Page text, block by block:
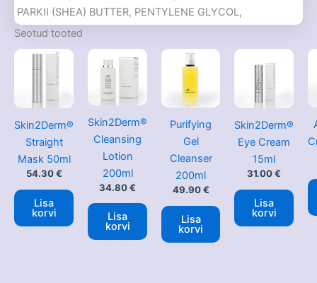
PARKII (SHEA) BUTTER, PENTYLENE GLYCOL,
HYDROGENATED COCO-GLYCERIDES, HYDROGENATED
VEGETABLE OIL, STEARETH-21, HYDROLYZED ULVA
LACTUCA EXTRACT, SODIUM HYALURONATE,
ALLANTOIN, RETINYL PALMITATE, BISABOLOL,
HYDROLYZED PEARL, DIMETHICONE, HELIANTHUS
ISOMERATE, MARIS SAL [SEA SALT], XANTHAN GUM,
LECITHIN, ASCORBYL PALMITATE, TOCOPHEROL,
TETRASODIUM GLUTAMATE DIACETATE,
CAPRYLHYDROXAMIC ACID, CAPRYLYL GLYCOL, CITRIC
ACID, SODIUM CITRATE, SODIUM HYDROXIDE, PARFUM
[FRAGRANCE], BENZYL SALICYLATE, GERANIOL,
COUMARIN, PHENOXYETHANOL
Seotud tooted
Skin2Derm®
Straight
Mask 50ml
54.30€
Lisa
korvi
Skin2Derm®
Cleansing
Lotion
200ml
34.80€
Lisa
korvi
Purifying
Gel
Cleanser
200ml
49.90€
Lisa
korvi
Skin2Derm®
Eye Cream
15ml
31.00€
Lisa
korvi